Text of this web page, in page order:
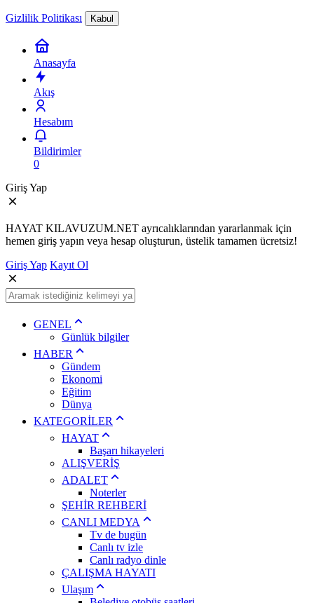
Gizlilik Politikası Kabul
Anasayfa
Akış
Hesabım
Bildirimler
0
Giriş Yap
HAYAT KILAVUZUM.NET ayrıcalıklarından yararlanmak için
hemen giriş yapın veya hesap oluşturun, üstelik tamamen ücretsiz!
Giriş Yap Kayıt Ol
GENEL
Günlük bilgiler
HABER
Gündem
Ekonomi
Eğitim
Dünya
KATEGORİLER
HAYAT
Başarı hikayeleri
ALIŞVERİŞ
ADALET
Noterler
ŞEHİR REHBERİ
CANLI MEDYA
Tv de bugün
Canlı tv izle
Canlı radyo dinle
ÇALIŞMA HAYATI
Ulaşım